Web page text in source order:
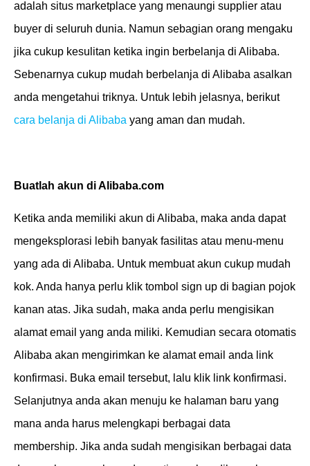
adalah situs marketplace yang menaungi supplier atau
buyer di seluruh dunia. Namun sebagian orang mengaku
jika cukup kesulitan ketika ingin berbelanja di Alibaba.
Sebenarnya cukup mudah berbelanja di Alibaba asalkan
anda mengetahui triknya. Untuk lebih jelasnya, berikut
cara belanja di Alibaba yang aman dan mudah.
Buatlah akun di Alibaba.com
Ketika anda memiliki akun di Alibaba, maka anda dapat
mengeksplorasi lebih banyak fasilitas atau menu-menu
yang ada di Alibaba. Untuk membuat akun cukup mudah
kok. Anda hanya perlu klik tombol sign up di bagian pojok
kanan atas. Jika sudah, maka anda perlu mengisikan
alamat email yang anda miliki. Kemudian secara otomatis
Alibaba akan mengirimkan ke alamat email anda link
konfirmasi. Buka email tersebut, lalu klik link konfirmasi.
Selanjutnya anda akan menuju ke halaman baru yang
mana anda harus melengkapi berbagai data
membership. Jika anda sudah mengisikan berbagai data